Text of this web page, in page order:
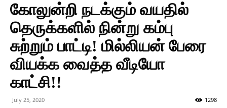
கோலுன்றி நடக்கும் வயதில்
தெருக்களில் நின்று கம்பு
சுற்றும் பாட்டி! மில்லியன் பேரை
வியக்க வைத்த வீடியோ
காட்சி!!
July 25, 2020 1298